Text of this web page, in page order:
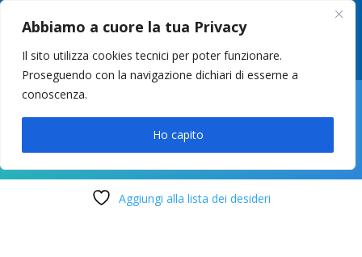
Abbiamo a cuore la tua Privacy
Il sito utilizza cookies tecnici per poter funzionare.
Proseguendo con la navigazione dichiari di esserne a
conoscenza.
Ho capito
049 8627946 –info@cstosetto.it
LUN-VEN 9-12 / 14:30-17
Aggiungi alla lista dei desideri